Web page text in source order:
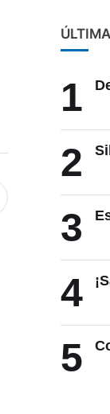
1
2
3
4
5